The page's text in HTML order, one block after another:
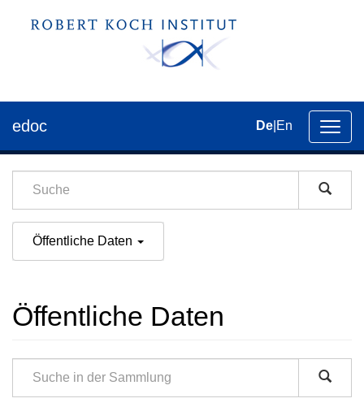
der
edoc De En
Öffentliche Daten
Öffentliche Daten